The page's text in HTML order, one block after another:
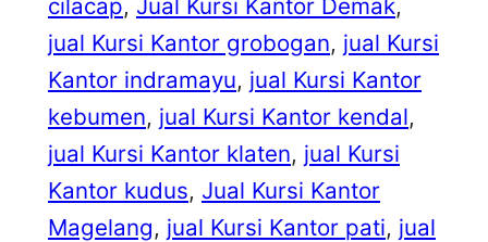
cilacap, Jual Kursi Kantor Demak
jual Kursi Kantor grobogan, jual Kursi
Kantor indramayu, jual Kursi Kantor
kebumen, jual Kursi Kantor kendal
jual Kursi Kantor klaten, jual Kursi
Kantor kudus, Jual Kursi Kantor
Magelang, jual Kursi Kantor pati, jual